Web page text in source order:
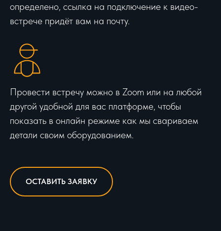
определено, ссылка на подключение к видео-
встрече придёт вам на почту.
Провести встречу можно в Zoom или на любой
другой удобной для вас платформе, чтобы
показать в онлайн режиме как мы свариваем
детали своим оборудованием.
ОСТАВИТЬ ЗАЯВКУ